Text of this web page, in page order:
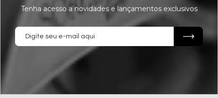
Tenha acesso a novidades e lançamentos exclusivos